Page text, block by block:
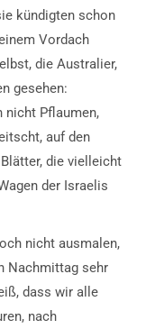
kündigten schon
Vordach
die Australier,
gesehen:
nicht Pflaumen,
auf den
die vielleicht
der Israelis
nicht ausmalen,
Nachmittag sehr
dass wir alle
nach